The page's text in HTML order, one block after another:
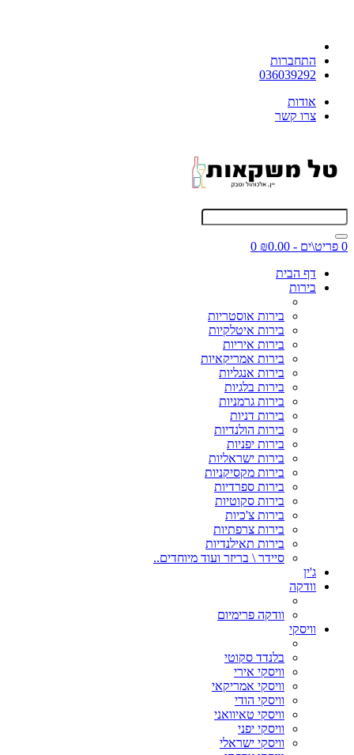
התחברות
036039292
אודות
צרו קשר
0 פריט\ים - ₪0.00
0
דף הבית
בירות
בירות אוסטריות
בירות איטלקיות
בירות איריות
בירות אמריקאיות
בירות אנגליות
בירות בלגיות
בירות גרמניות
בירות דניות
בירות הולנדיות
בירות יפניות
בירות ישראליות
בירות מקסיקניות
בירות ספרדיות
בירות סקוטיות
בירות צ'כיות
בירות צרפתיות
בירות תאילנדיות
סיידר \ בריזר ועוד מיוחדים..
ג'ין
וודקה
וודקה פרימיום
וויסקי
בלנדד סקוטי
וויסקי אירי
וויסקי אמריקאי
וויסקי הודי
וויסקי טאיוואני
וויסקי יפני
וויסקי ישראלי